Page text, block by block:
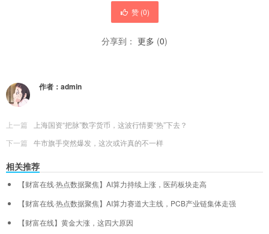
赞 (0)
分享到： 更多 (0)
作者： admin
上一篇
上海国资“把脉”数字货币，这波行情要“热”下去？
下一篇
牛市旗手突然爆发，这次或许真的不一样
相关推荐
【财富在线·热点数据聚焦】AI算力持续上涨，医药板块走高
【财富在线·热点数据聚焦】AI算力赛道大主线，PCB产业链集体走强
【财富在线】黄金大涨，这四大原因